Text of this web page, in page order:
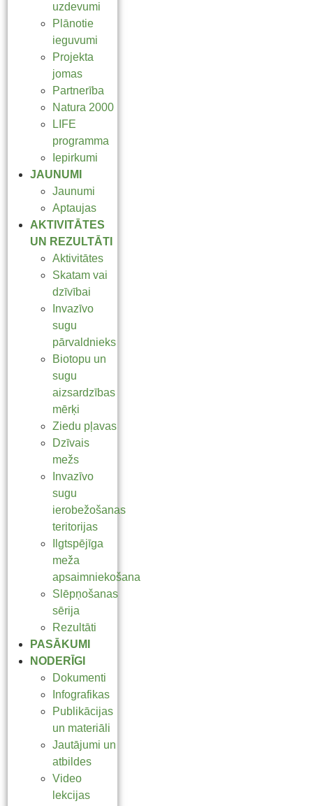
uzdevumi
Plānotie
ieguvumi
Projekta
jomas
Partnerība
Natura 2000
LIFE
programma
Iepirkumi
JAUNUMI
Jaunumi
Aptaujas
AKTIVITĀTES
UN REZULTĀTI
Aktivitātes
Skatam vai
dzīvībai
Invazīvo
sugu
pārvaldnieks
Biotopu un
sugu
aizsardzības
mērķi
Ziedu pļavas
Dzīvais
mežs
Invazīvo
sugu
ierobežošanas
teritorijas
Ilgtspējīga
meža
apsaimniekošana
Slēpņošanas
sērija
Rezultāti
PASĀKUMI
NODERĪGI
Dokumenti
Infografikas
Publikācijas
un materiāli
Jautājumi un
atbildes
Video
lekcijas